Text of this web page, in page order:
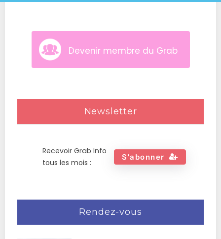
Devenir membre du Grab
Newsletter
Recevoir Grab Info
tous les mois :
S'abonner
Rendez-vous